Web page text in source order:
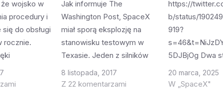
że wojsko w
procedury i
do obsługi
rocznie.
Jak informuje The
Washington Post, SpaceX
miał sporą eksplozję na
stanowisku testowym w
Texasie. Jeden z silników
Block 5 zdecydował się
gwałtownie zdemontować
8 listopada, 2017
Z 22 komentarzami
https://
b/status/
919?
5DJBjOg Dwa
ciągu 3 dni z
platformy. To
20 marca, 2025
W „SpaceX"